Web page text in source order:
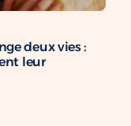
deux vies :
leur